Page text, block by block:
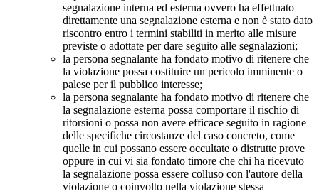
segnalazione interna ed esterna ovvero ha effettuato
direttamente una segnalazione esterna e non è stato dato
riscontro entro i termini stabiliti in merito alle misure
previste o adottate per dare seguito alle segnalazioni;
la persona segnalante ha fondato motivo di ritenere che
la violazione possa costituire un pericolo imminente o
palese per il pubblico interesse;
la persona segnalante ha fondato motivo di ritenere che
la segnalazione esterna possa comportare il rischio di
ritorsioni o possa non avere efficace seguito in ragione
delle specifiche circostanze del caso concreto, come
quelle in cui possano essere occultate o distrutte prove
oppure in cui vi sia fondato timore che chi ha ricevuto
la segnalazione possa essere colluso con l'autore della
violazione o coinvolto nella violazione stessa